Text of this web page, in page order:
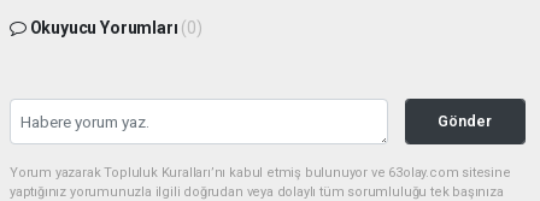
Okuyucu Yorumları (0)
Gönder
Yorum yazarak Topluluk Kuralları’nı kabul etmiş bulunuyor ve 63olay.com sitesine
yaptığınız yorumunuzla ilgili doğrudan veya dolaylı tüm sorumluluğu tek başınıza